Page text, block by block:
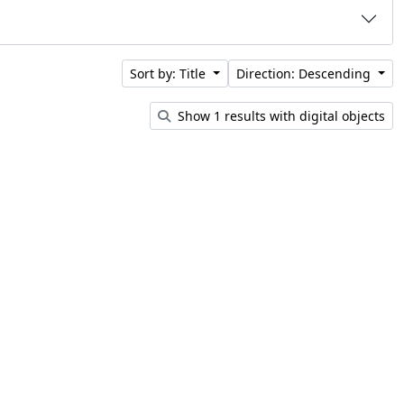
Sort by: Title Direction: Descending
Show 1 results with digital objects